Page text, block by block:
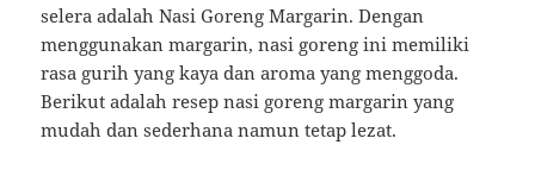
selera adalah Nasi Goreng Margarin. Dengan
menggunakan margarin, nasi goreng ini memiliki
rasa gurih yang kaya dan aroma yang menggoda.
Berikut adalah resep nasi goreng margarin yang
mudah dan sederhana namun tetap lezat.